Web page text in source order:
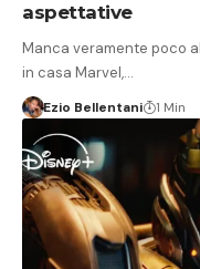
aspettative
Manca veramente poco
in casa Marvel,…
Ezio Bellentani 1 Min